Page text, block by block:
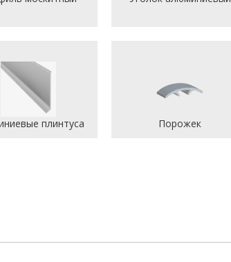
плинтуса Порожек